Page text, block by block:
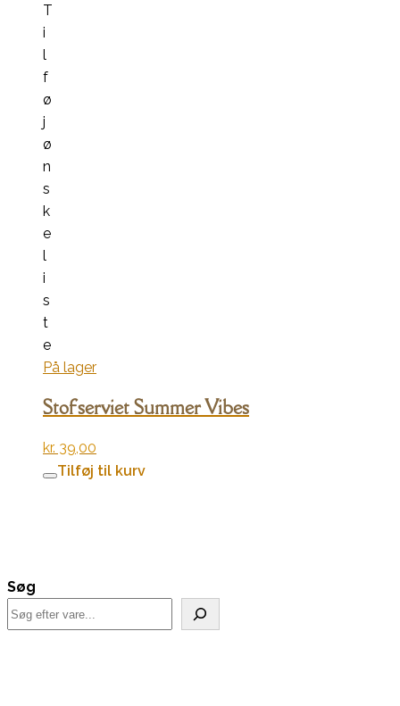
T
i
l
f
ø
j
ø
n
s
k
e
l
i
s
t
e
På lager
Stofserviet Summer Vibes
kr. 39,00
Tilføj til kurv
Søg